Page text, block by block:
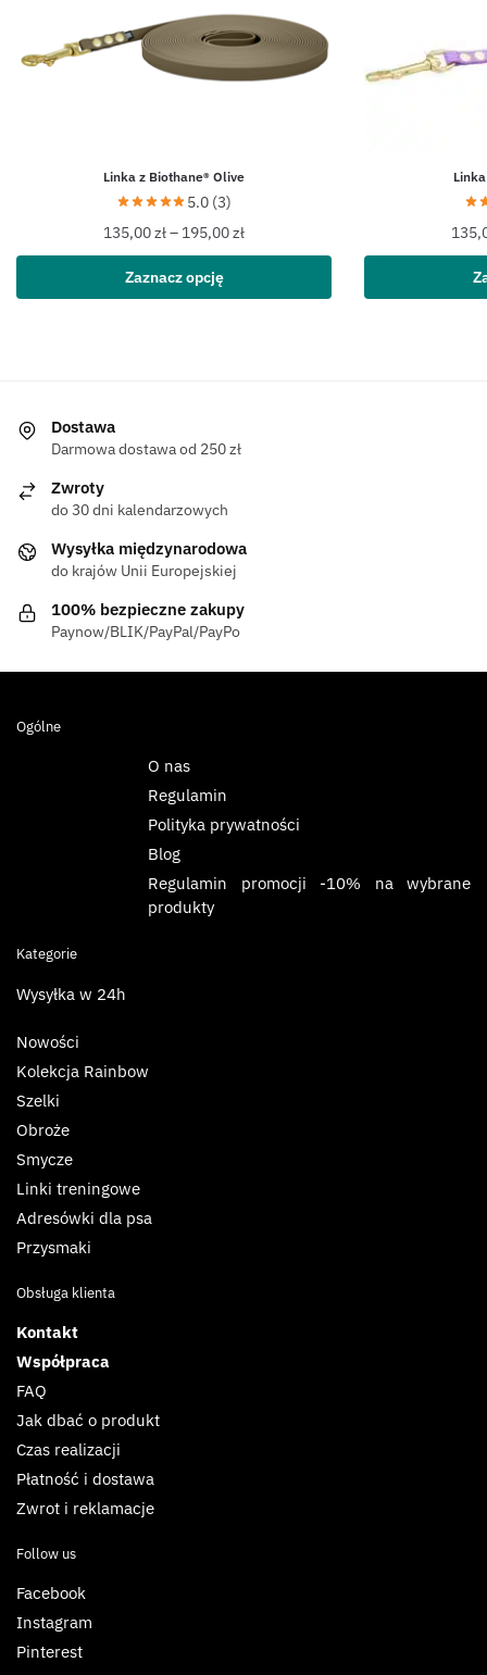
Linka z Biothane® Olive
5.0 (3)
135,00zł– 195,00zł
Zaznacz opcję
Dostawa
Darmowa dostawa od 250 zł
Zwroty
do 30 dni kalendarzowych
Wysyłka międzynarodowa
do krajów Unii Europejskiej
100% bezpieczne zakupy
Paynow/BLIK/PayPal/PayPo
Ogólne
O nas
Regulamin
Polityka prywatności
Blog
Regulamin promocji -10% na wybrane
produkty
Kategorie
Wysyłka w 24h
Nowości
Kolekcja Rainbow
Szelki
Obroże
Smycze
Linki treningowe
Adresówki dla psa
Przysmaki
Obsługa klienta
Kontakt
Współpraca
FAQ
Jak dbać o produkt
Czas realizacji
Płatność i dostawa
Zwrot i reklamacje
Follow us
Facebook
Instagram
Pinterest